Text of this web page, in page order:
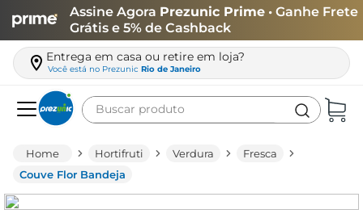
Assine Agora Prezunic Prime • Ganhe Frete
Grátis e 5% de Cashback
Entrega em casa ou retire em loja?
Você está no Prezunic Rio de Janeiro
Buscar produto
Hortifruti Verdura
Fresca
Couve Flor Bandeja
leite